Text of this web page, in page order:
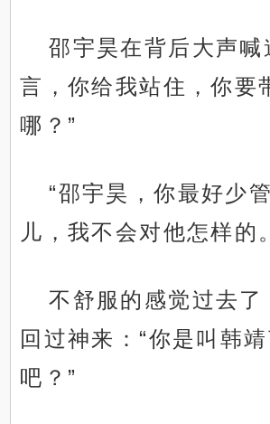
邵宇昊在背后大声喊
言，你给我站住，你要
哪？”
“邵宇昊，你最好少
儿，我不会对他怎样的
不舒服的感觉过去了
回过神来：“你是叫韩
吧？”